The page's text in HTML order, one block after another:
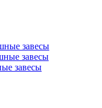
завесы
завесы
завесы